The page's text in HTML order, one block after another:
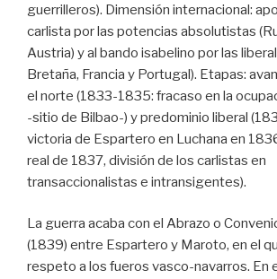
guerrilleros). Dimensión internacional:
carlista por las potencias absolutistas
Austria) y al bando isabelino por las
Bretaña, Francia y Portugal). Etapas:
el norte (1833-1835: fracaso en la
-sitio de Bilbao-) y predominio liberal
victoria de Espartero en Luchana en
real de 1837, división de los carlistas en
transaccionalistas e intransigentes).
La guerra acaba con el Abrazo o
(1839) entre Espartero y Maroto, en el
respeto a los fueros vasco-navarros. En